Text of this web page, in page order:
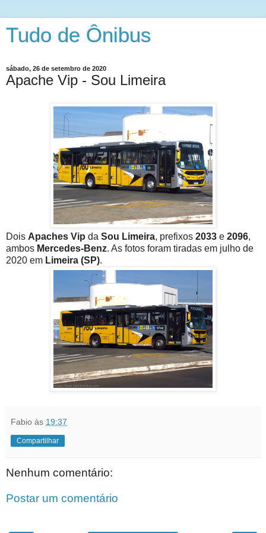
Tudo de Ônibus
sábado, 26 de setembro de 2020
Apache Vip - Sou Limeira
Dois Apaches Vip da Sou Limeira, prefixos 2033 e 2096,
ambos Mercedes-Benz. As fotos foram tiradas em julho de
2020 em Limeira (SP).
Fabio às 19:37
Compartilhar
Nenhum comentário:
Postar um comentário